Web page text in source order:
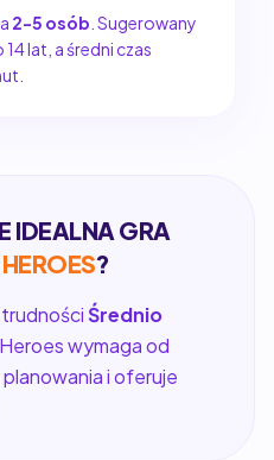
2-5 osób . Sugerowany
lat, a średni czas
IDEALNA GRA
?
Średnio
wymaga od
i oferuje